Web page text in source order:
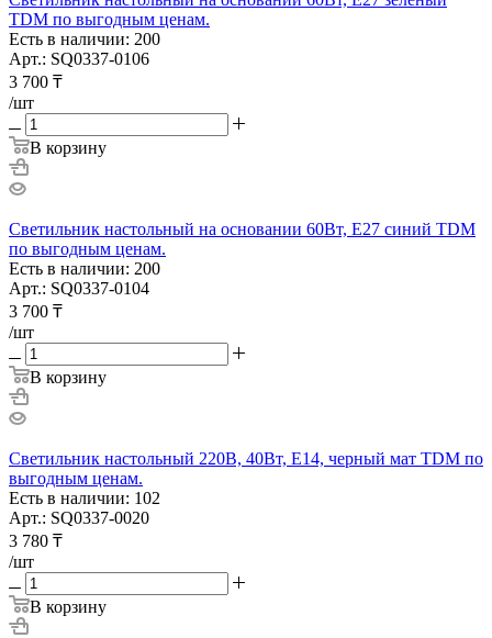
TDM по выгодным ценам.
Есть в наличии: 200
Арт.: SQ0337-0106
3 700 ₸
/шт
В корзину
Светильник настольный на основании 60Вт, E27 синий TDM
по выгодным ценам.
Есть в наличии: 200
Арт.: SQ0337-0104
3 700 ₸
/шт
В корзину
Светильник настольный 220В, 40Вт, Е14, черный мат TDM по
выгодным ценам.
Есть в наличии: 102
Арт.: SQ0337-0020
3 780 ₸
/шт
В корзину